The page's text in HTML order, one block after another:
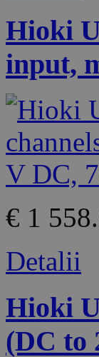
Hioki
input,
€ 1
Detalii
Hioki
(DC to